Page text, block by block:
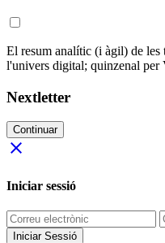
El resum analític (i àgil) de les
l'univers digital; quinzenal
Nextletter
Continuar
close
Iniciar sessió
Iniciar Sessió